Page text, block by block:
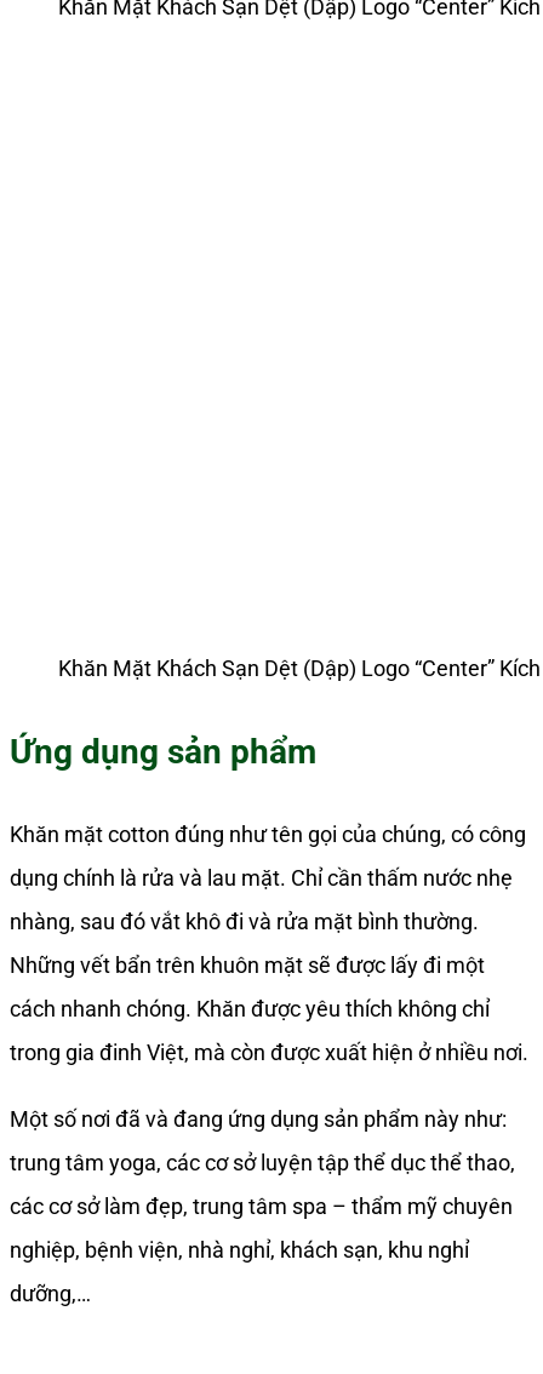
Khăn Mặt Khách Sạn Dệt (Dập) Logo “Center”
Khăn Mặt Khách Sạn Dệt (Dập) Logo “Center”
Ứng dụng sản phẩm
Khăn mặt cotton đúng như tên gọi của chúng, có công
dụng chính là rửa và lau mặt. Chỉ cần thấm nước nhẹ
nhàng, sau đó vắt khô đi và rửa mặt bình thường.
Những vết bẩn trên khuôn mặt sẽ được lấy đi một
cách nhanh chóng. Khăn được yêu thích không chỉ
trong gia đinh Việt, mà còn được xuất hiện ở nhiều nơi.
Một số nơi đã và đang ứng dụng sản phẩm này như:
trung tâm yoga, các cơ sở luyện tập thể dục thể thao,
các cơ sở làm đẹp, trung tâm spa – thẩm mỹ chuyên
nghiệp, bệnh viện, nhà nghỉ, khách sạn, khu nghỉ
dưỡng,…